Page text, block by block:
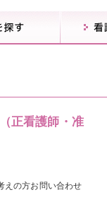
正看護師・准
えの方お問い合わせ